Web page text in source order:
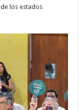
los estados